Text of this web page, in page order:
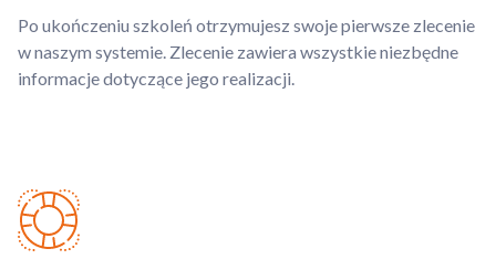
Po ukończeniu szkoleń otrzymujesz swoje pierwsze zlecenie
w naszym systemie. Zlecenie zawiera wszystkie niezbędne
informacje dotyczące jego realizacji.